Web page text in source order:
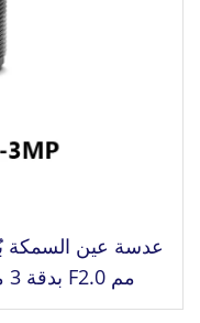
مخصصة